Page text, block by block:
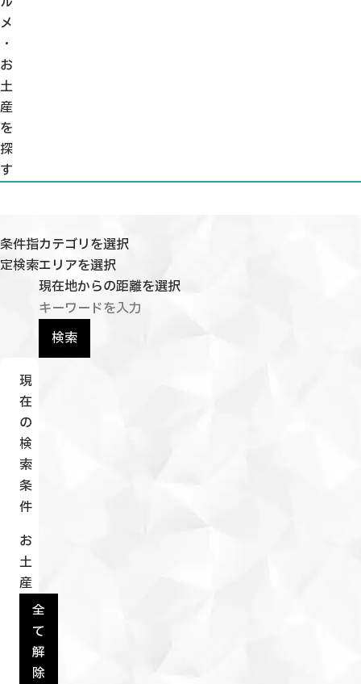
メ
・
お
土
産
を
探
す
条件指
定検索
カテゴリを選択
エリアを選択
現在地からの距離を選択
検索
現
在
の
検
索
条
件
お
土
産
全
て
解
除